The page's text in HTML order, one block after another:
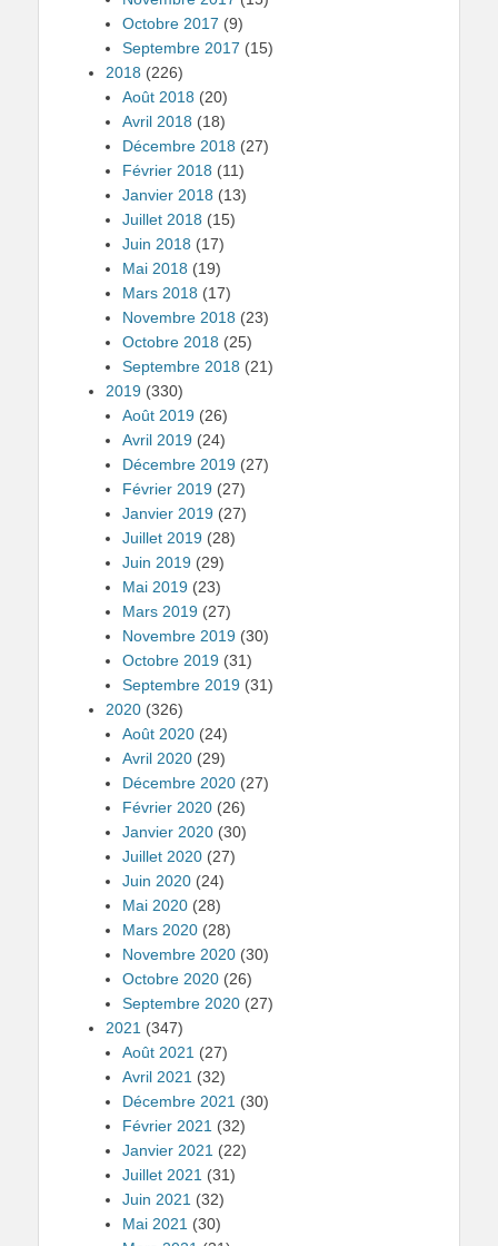
Octobre 2017 (9)
Septembre 2017 (15)
2018 (226)
Août 2018 (20)
Avril 2018 (18)
Décembre 2018 (27)
Février 2018 (11)
Janvier 2018 (13)
Juillet 2018 (15)
Juin 2018 (17)
Mai 2018 (19)
Mars 2018 (17)
Novembre 2018 (23)
Octobre 2018 (25)
Septembre 2018 (21)
2019 (330)
Août 2019 (26)
Avril 2019 (24)
Décembre 2019 (27)
Février 2019 (27)
Janvier 2019 (27)
Juillet 2019 (28)
Juin 2019 (29)
Mai 2019 (23)
Mars 2019 (27)
Novembre 2019 (30)
Octobre 2019 (31)
Septembre 2019 (31)
2020 (326)
Août 2020 (24)
Avril 2020 (29)
Décembre 2020 (27)
Février 2020 (26)
Janvier 2020 (30)
Juillet 2020 (27)
Juin 2020 (24)
Mai 2020 (28)
Mars 2020 (28)
Novembre 2020 (30)
Octobre 2020 (26)
Septembre 2020 (27)
2021 (347)
Août 2021 (27)
Avril 2021 (32)
Décembre 2021 (30)
Février 2021 (32)
Janvier 2021 (22)
Juillet 2021 (31)
Juin 2021 (32)
Mai 2021 (30)